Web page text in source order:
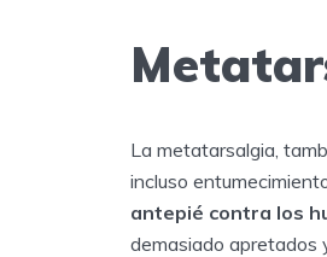
La metatarsalgia,
incluso
antepié contra los
demasiado apretados